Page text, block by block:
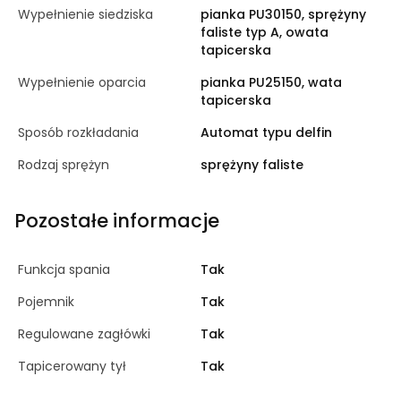
Wypełnienie siedziska
pianka PU30150, sprężyny
faliste typ A, owata
tapicerska
Wypełnienie oparcia
pianka PU25150, wata
tapicerska
Sposób rozkładania
Automat typu delfin
Rodzaj sprężyn
sprężyny faliste
Pozostałe informacje
Funkcja spania
Tak
Pojemnik
Tak
Regulowane zagłówki
Tak
Tapicerowany tył
Tak